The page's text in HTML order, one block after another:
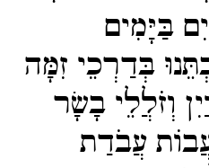
בַּיָּמִים
בְּדַרְכֵי זִמָּה
וְזֹלֲלֵי בָשָׂר
עֲבֹדַת